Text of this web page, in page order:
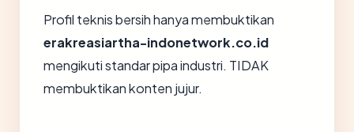
Profil teknis bersih hanya membuktikan
erakreasiartha-indonetwork.co.id
mengikuti standar pipa industri. TIDAK
membuktikan konten jujur.